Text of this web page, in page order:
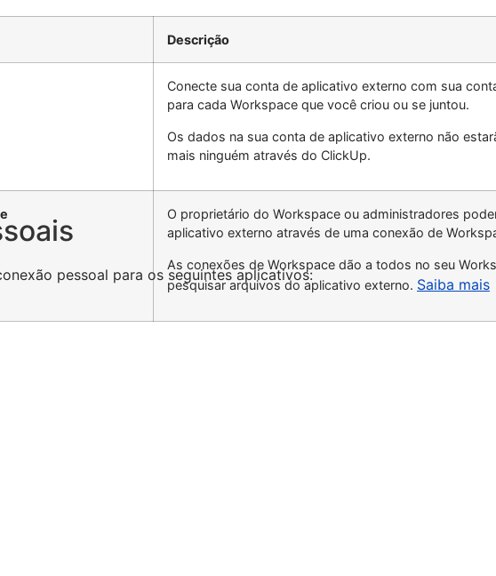
Descrição
Conecte sua conta de aplicativo externo com sua
para cada Workspace que você criou ou se juntou.
Os dados na sua conta de aplicativo externo não
mais ninguém através do ClickUp.
O proprietário do Workspace ou administradores
aplicativo externo através de uma conexão de
As conexões de Workspace dão a todos no seu
pesquisar arquivos do aplicativo externo. Saiba mais
pessoal para os seguintes aplicativos: